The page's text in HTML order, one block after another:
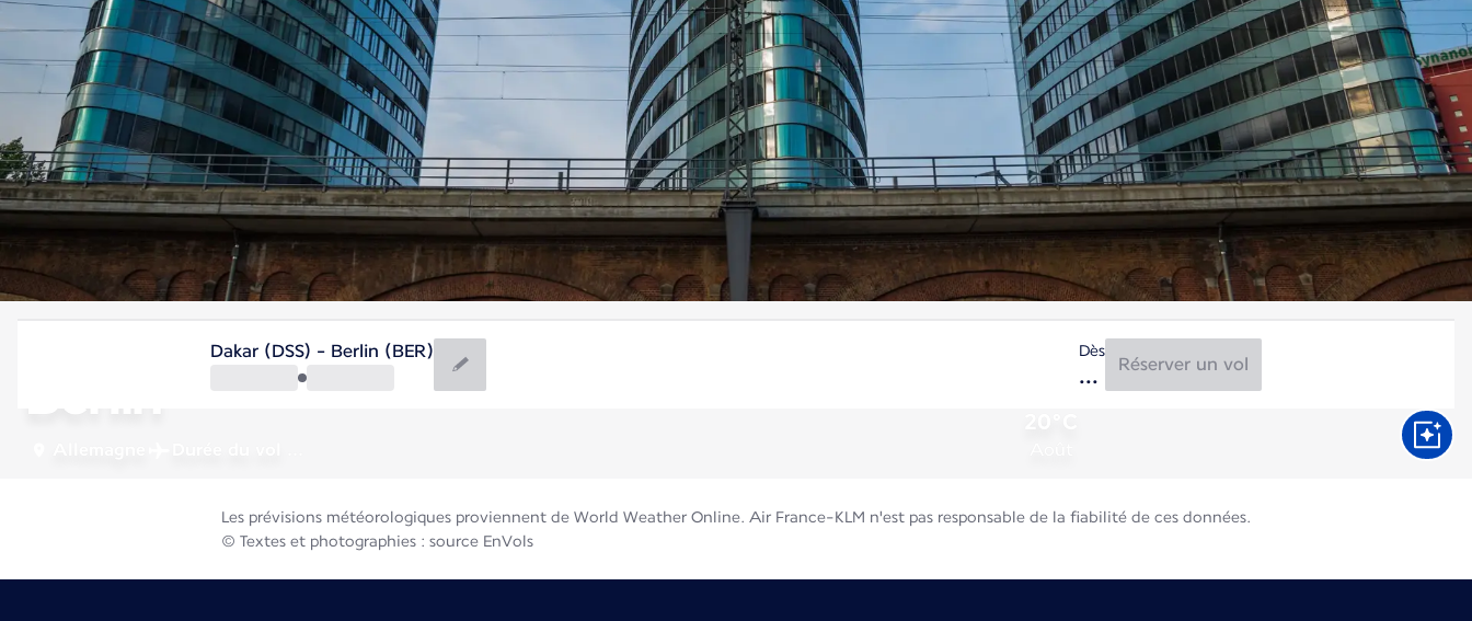
Berlin
Dakar (DSS) - Berlin (BER) Dès
Réserver un vol
Les prévisions météorologiques proviennent de World Weather Online. Air France-KLM n'est pas responsable de la fiabilité de ces données.
© Textes et photographies : source EnVols